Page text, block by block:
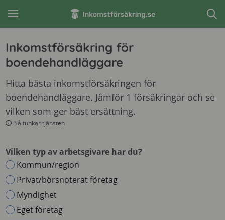
Inkomstförsäkring för
boendehandläggare
Hitta bästa inkomstförsäkringen för
boendehandläggare. Jämför 1 försäkringar och se
vilken som ger bäst ersättning.
Så funkar tjänsten
Vilken typ av arbetsgivare har du?
Kommun/region
Privat/börsnoterat företag
Myndighet
Eget företag